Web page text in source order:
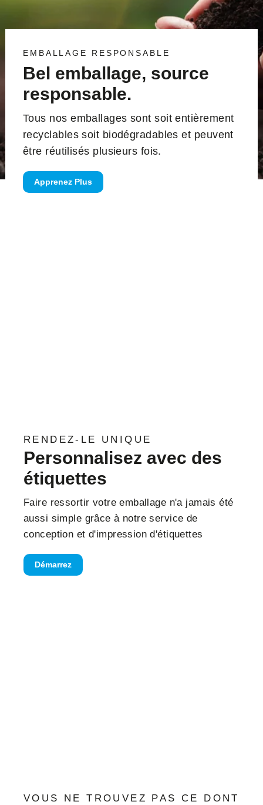
EMBALLAGE RESPONSABLE
Bel emballage, source
responsable.
Tous nos emballages sont soit entièrement
recyclables soit biodégradables et peuvent
être réutilisés plusieurs fois.
Apprenez Plus
RENDEZ-LE UNIQUE
Personnalisez avec des
étiquettes
Faire ressortir votre emballage n'a jamais été
aussi simple grâce à notre service de
conception et d'impression d'étiquettes
Démarrez
VOUS NE TROUVEZ PAS CE DONT